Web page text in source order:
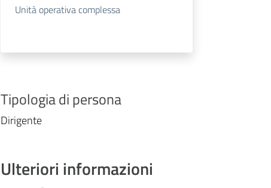
Unità operativa complessa
Tipologia di persona
Dirigente
Ulteriori informazioni